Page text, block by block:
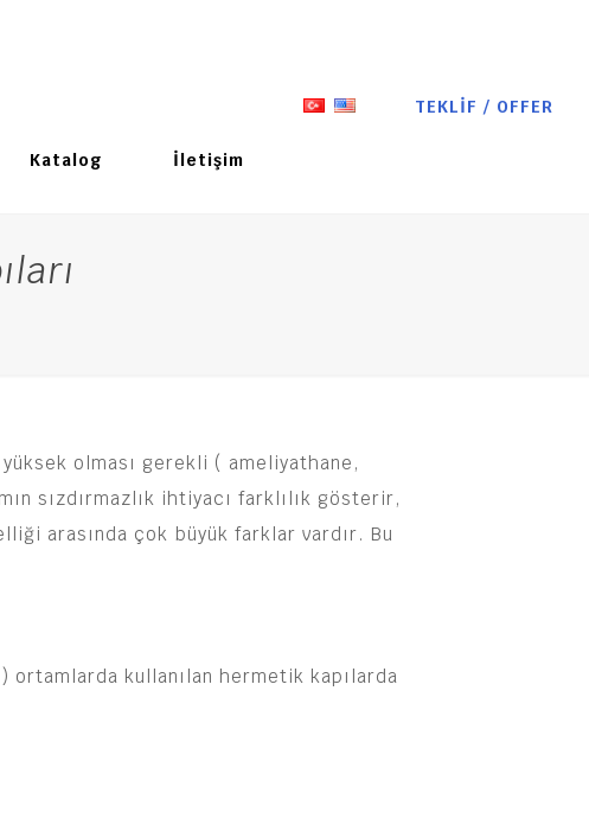
Katalog İletişim
TEKLİF / OFFER
olması gerekli ( ameliyathane,
sızdırmazlık ihtiyacı farklılık gösterir,
arasında çok büyük farklar vardır. Bu
ortamlarda kullanılan hermetik kapılarda